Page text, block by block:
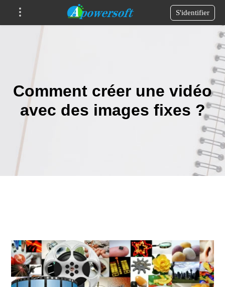
S'identifier
Comment créer une vidéo
avec des images fixes ?